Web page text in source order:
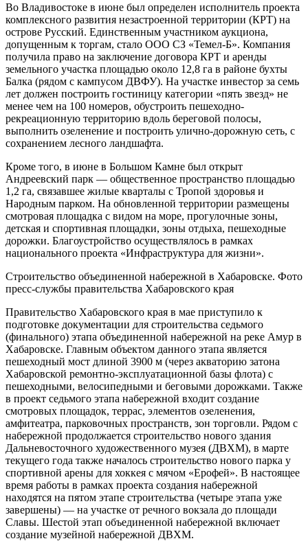
Во Владивостоке в июне был определен исполнитель проекта
комплексного развития незастроенной территории (КРТ) на
острове Русский. Единственным участником аукциона,
допущенным к торгам, стало ООО СЗ «Темел-Б». Компания
получила право на заключение договора КРТ и аренды
земельного участка площадью около 12,8 га в районе бухты
Балка (рядом с кампусом ДВФУ). На участке инвестор за семь
лет должен построить гостиницу категории «пять звезд» не
менее чем на 100 номеров, обустроить пешеходно-
рекреационную территорию вдоль береговой полосы,
выполнить озеленение и построить улично-дорожную сеть, с
сохранением лесного ландшафта.
Кроме того, в июне в Большом Камне был открыт
Андреевский парк — общественное пространство площадью
1,2 га, связавшее жилые кварталы с Тропой здоровья и
Народным парком. На обновленной территории размещены
смотровая площадка с видом на море, прогулочные зоны,
детская и спортивная площадки, зоны отдыха, пешеходные
дорожки. Благоустройство осуществлялось в рамках
национального проекта «Инфраструктура для жизни».
Строительство объединенной набережной в Хабаровске. Фото
пресс-службы правительства Хабаровского края
Правительство Хабаровского края в мае приступило к
подготовке документации для строительства седьмого
(финального) этапа объединенной набережной на реке Амур в
Хабаровске. Главным объектом данного этапа является
пешеходный мост длиной 3900 м (через акваторию затона
Хабаровской ремонтно-эксплуатационной базы флота) с
пешеходными, велосипедными и беговыми дорожками. Также
в проект седьмого этапа набережной входит создание
смотровых площадок, террас, элементов озеленения,
амфитеатра, парковочных пространств, зон торговли. Рядом с
набережной продолжается строительство нового здания
Дальневосточного художественного музея (ДВХМ), в марте
текущего года также началось строительство нового парка у
спортивной арены для хоккея с мячом «Ерофей». В настоящее
время работы в рамках проекта создания набережной
находятся на пятом этапе строительства (четыре этапа уже
завершены) — на участке от речного вокзала до площади
Славы. Шестой этап объединенной набережной включает
создание музейной набережной ДВХМ.